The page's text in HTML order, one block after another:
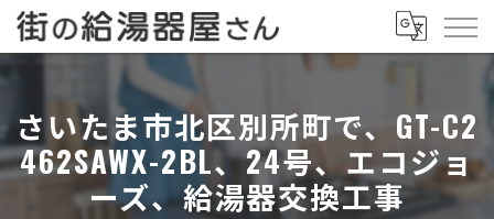
さいたま市北区別所町で、GT-C2
462SAWX-2BL、24号、エコジョ
ーズ、給湯器交換工事